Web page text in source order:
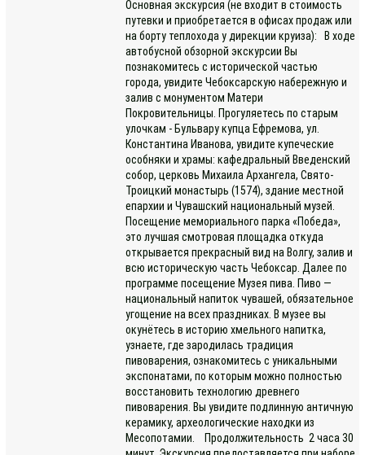
Основная экскурсия (не входит в стоимость
путевки и приобретается в офисах продаж или
на борту теплохода у дирекции круиза): В ходе
автобусной обзорной экскурсии Вы
познакомитесь с исторической частью
города, увидите Чебоксарскую набережную и
залив с монументом Матери
Покровительницы. Прогуляетесь по старым
улочкам - Бульвару купца Ефремова, ул.
Константина Иванова, увидите купеческие
особняки и храмы: кафедральный Введенский
собор, церковь Михаила Архангела, Свято-
Троицкий монастырь (1574), здание местной
епархии и Чувашский национальный музей.
Посещение мемориального парка «Победа»,
это лучшая смотровая площадка откуда
открывается прекрасный вид на Волгу, залив и
всю историческую часть Чебоксар. Далее по
программе посещение Музея пива. Пиво —
национальный напиток чувашей, обязательное
угощение на всех праздниках. В музее вы
окунётесь в историю хмельного напитка,
узнаете, где зародилась традиция
пивоварения, ознакомитесь с уникальными
экспонатами, по которым можно полностью
восстановить технологию древнего
пивоварения. Вы увидите подлинную античную
керамику, археологические находки из
Месопотамии. Продолжительность 2 часа 30